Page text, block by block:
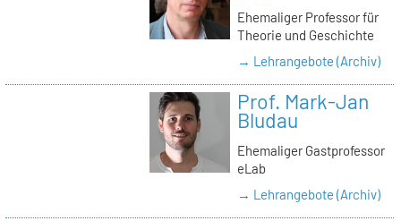
Ehemaliger Professor für
Theorie und Geschichte
→ Lehrangebote (Archiv)
Prof. Mark-Jan
Bludau
Ehemaliger Gastprofessor
eLab
→ Lehrangebote (Archiv)